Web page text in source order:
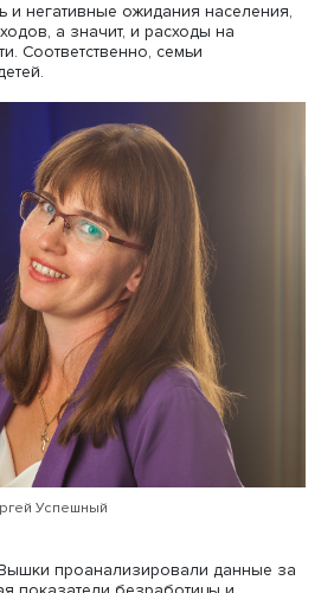
себя, таким образом у
Чем выше доходы семьи, тем
инвестировать в ребенка и
полезности. Вместе с тем чем
тем «невыгоднее»
и имеет различные
значения в разных
отметила доцент. Так, в
и негативные ожидания
а значит, и расходы на
Соответственно, семьи
детей.